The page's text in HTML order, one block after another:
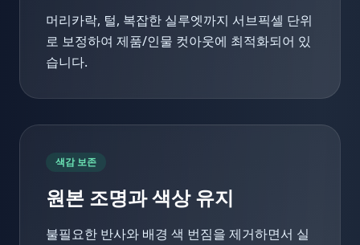
머리카락, 털, 복잡한 실루엣까지 서브픽셀 단위
로 보정하여 제품/인물 컷아웃에 최적화되어 있
습니다.
색감 보존
원본 조명과 색상 유지
불필요한 반사와 배경 색 번짐을 제거하면서 실